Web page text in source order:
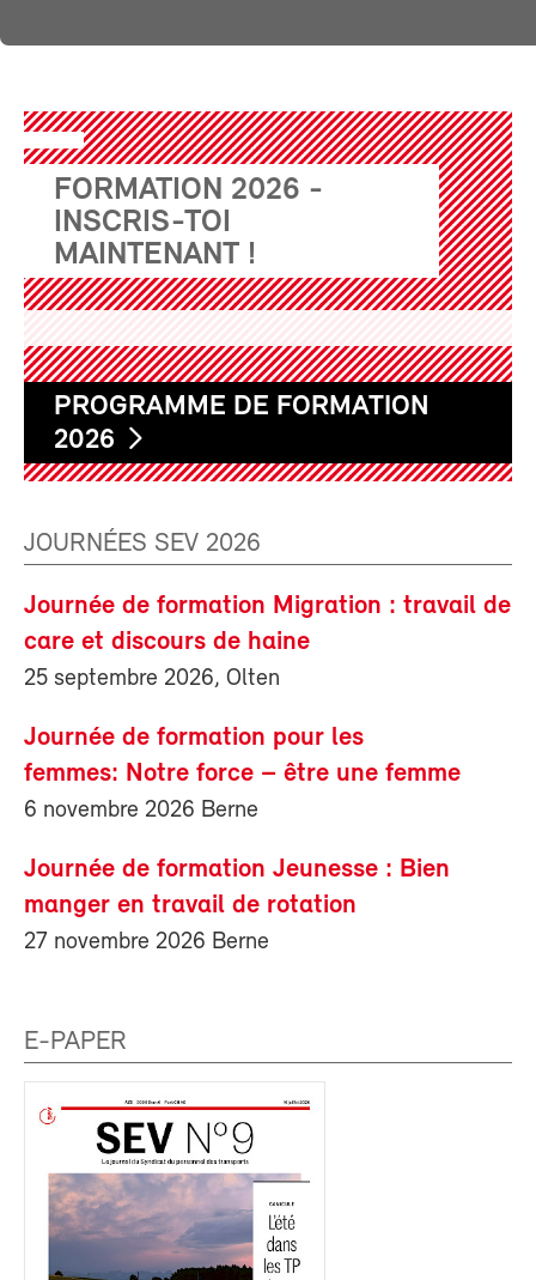
FORMATION 2026 -
INSCRIS-TOI
MAINTENANT !
PROGRAMME DE FORMATION
2026
JOURNÉES SEV 2026
Journée de formation Migration : travail de
care et discours de haine
25 septembre 2026, Olten
Journée de formation pour les
femmes: Notre force – être une femme
6 novembre 2026 Berne
Journée de formation Jeunesse : Bien
manger en travail de rotation
27 novembre 2026 Berne
E-PAPER